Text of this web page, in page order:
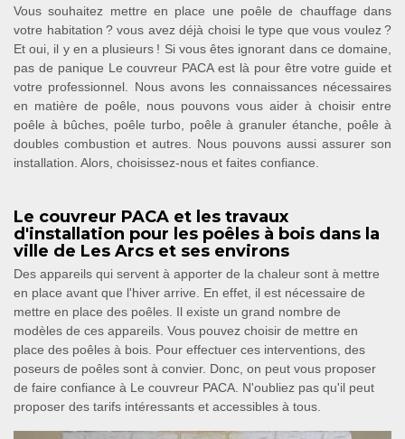
Vous souhaitez mettre en place une poêle de chauffage dans
votre habitation ? vous avez déjà choisi le type que vous voulez ?
Et oui, il y en a plusieurs ! Si vous êtes ignorant dans ce domaine,
pas de panique Le couvreur PACA est là pour être votre guide et
votre professionnel. Nous avons les connaissances nécessaires
en matière de poêle, nous pouvons vous aider à choisir entre
poêle à bûches, poêle turbo, poêle à granuler étanche, poêle à
doubles combustion et autres. Nous pouvons aussi assurer son
installation. Alors, choisissez-nous et faites confiance.
Le couvreur PACA et les travaux
d'installation pour les poêles à bois dans la
ville de Les Arcs et ses environs
Des appareils qui servent à apporter de la chaleur sont à mettre
en place avant que l'hiver arrive. En effet, il est nécessaire de
mettre en place des poêles. Il existe un grand nombre de
modèles de ces appareils. Vous pouvez choisir de mettre en
place des poêles à bois. Pour effectuer ces interventions, des
poseurs de poêles sont à convier. Donc, on peut vous proposer
de faire confiance à Le couvreur PACA. N'oubliez pas qu'il peut
proposer des tarifs intéressants et accessibles à tous.